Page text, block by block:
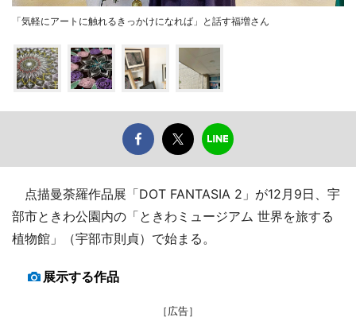
「気軽にアートに触れるきっかけになれば」と話す福増さん
点描曼荼羅作品展「DOT FANTASIA 2」が12月9日、宇
部市ときわ公園内の「ときわミュージアム 世界を旅する
植物館」（宇部市則貞）で始まる。
展示する作品
［広告］